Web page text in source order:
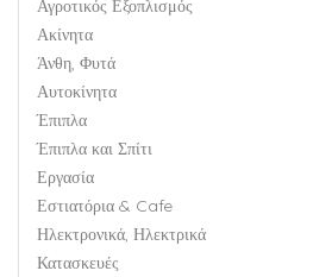
Αγροτικός Εξοπλισμός
Ακίνητα
Άνθη, Φυτά
Αυτοκίνητα
Έπιπλα
Έπιπλα και Σπίτι
Εργασία
Εστιατόρια & Cafe
Ηλεκτρονικά, Ηλεκτρικά
Κατασκευές